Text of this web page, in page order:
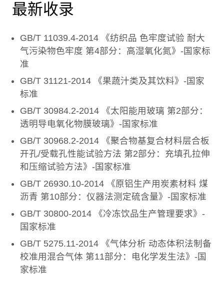
最新收录
GB/T 11039.4-2014 《纺织品 色牢度试验 耐大
气污染物色牢度 第4部分：高湿氧化氮》-国家标
准
GB/T 31121-2014 《果蔬汁类及其饮料》-国家
标准
GB/T 30984.2-2014 《太阳能用玻璃 第2部分：
透明导电氧化物膜玻璃》-国家标准
GB/T 30968.2-2014 《聚合物基复合材料层合板
开孔/受载孔性能试验方法 第2部分：充填孔拉伸
和压缩试验方法》-国家标准
GB/T 26930.10-2014 《原铝生产用炭素材料 煤
沥青 第10部分：仪器法测定硫含量》-国家标准
GB/T 30800-2014 《冷冻饮品生产管理要求》-
国家标准
GB/T 5275.11-2014 《气体分析 动态体积法制备
校准用混合气体 第11部分：电化学发生法》-国
家标准